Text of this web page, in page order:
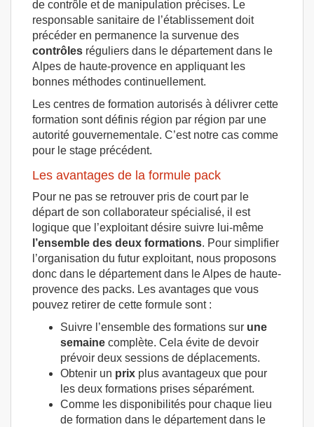
de contrôle et de manipulation précises. Le
responsable sanitaire de l’établissement doit
précéder en permanence la survenue des
contrôles réguliers dans le département dans le
Alpes de haute-provence en appliquant les
bonnes méthodes continuellement.
Les centres de formation autorisés à délivrer cette
formation sont définis région par région par une
autorité gouvernementale. C’est notre cas comme
pour le stage précédent.
Les avantages de la formule pack
Pour ne pas se retrouver pris de court par le
départ de son collaborateur spécialisé, il est
logique que l’exploitant désire suivre lui-même
l’ensemble des deux formations. Pour simplifier
l’organisation du futur exploitant, nous proposons
donc dans le département dans le Alpes de haute-
provence des packs. Les avantages que vous
pouvez retirer de cette formule sont :
Suivre l’ensemble des formations sur une
semaine complète. Cela évite de devoir
prévoir deux sessions de déplacements.
Obtenir un prix plus avantageux que pour
les deux formations prises séparément.
Comme les disponibilités pour chaque lieu
de formation dans le département dans le